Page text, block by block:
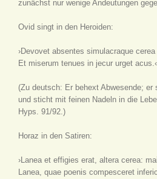
zunächst nur wenige Andeutungen
Ovid singt in den Heroiden:
›Devovet absentes simulacraque
Et miserum tenues in jecur urget acus.‹
(Zu deutsch: Er behext Abwesende;
und sticht mit feinen Nadeln in die
Hyps. 91/92.)
Horaz in den Satiren:
›Lanea et effigies erat, altera cerea:
Lanea, quae poenis compesceret